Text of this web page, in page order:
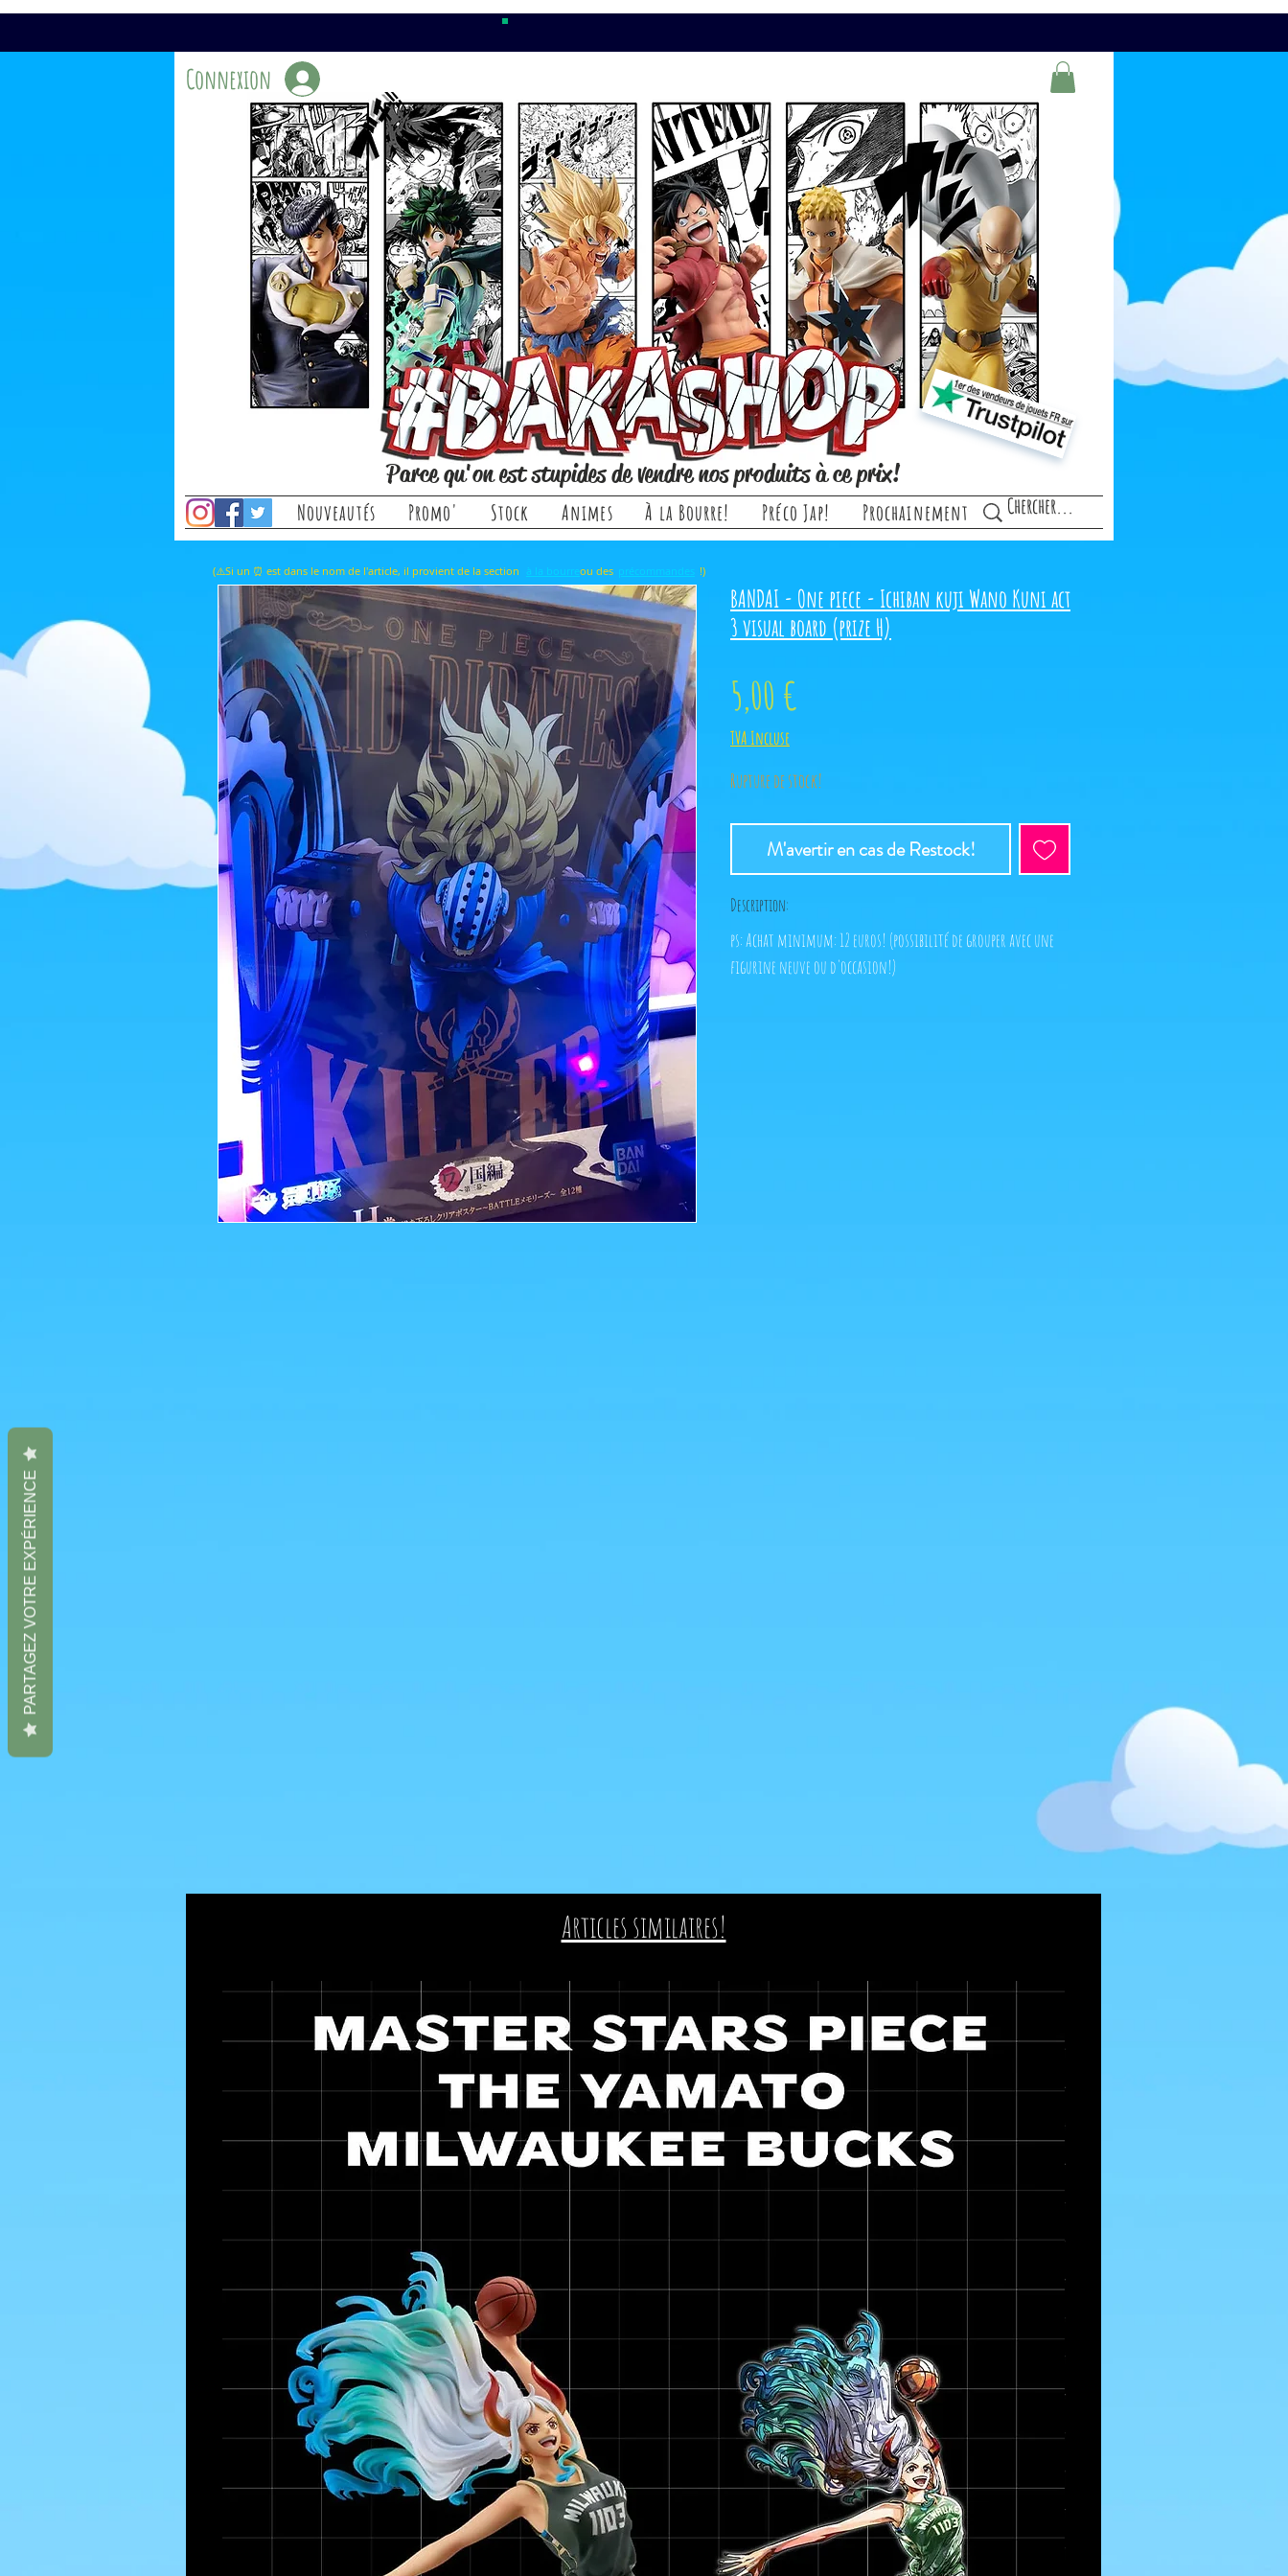
Connexion
Parce qu'on est stupides de vendre nos produits à ce prix!
Nouveautés Promo' Stock Animes À la Bourre! Préco Jap! Prochainement
BANDAI - One piece - Ichiban kuji Wano Kuni act
3 visual board (prize H)
5,00 €
TVA Incluse
Rupture de stock!
M'avertir en cas de Restock!
Description:
ps: Achat minimum: 12 euros! (possibilité de grouper avec une
figurine neuve ou d'occasion!)
(⚠️Si un ⏰ est dans le nom de l'article, il provient de la section ou des !)
à la bourre précommandes
Articles similaires!
PARTAGEZ VOTRE EXPÉRIENCE